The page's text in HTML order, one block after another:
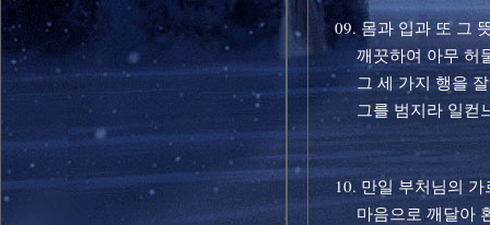
09. 몸과 입과 또 그
깨끗하여 아무 허
그 세 가지 행을 잘
그를 범지라 일컫
10. 만일 부처님의 가
마음으로 깨달아